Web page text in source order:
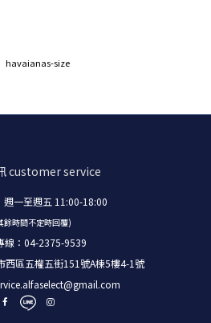
customer service
週一至週五 11:00-18:00
餘時間不定時回覆)
線：04-2375-9539
西區五權五街151號A棟5樓4-1號